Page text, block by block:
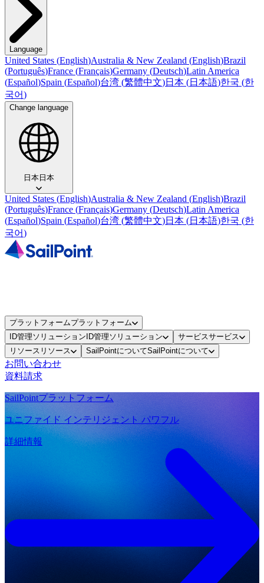
Language
United States (English)Australia & New Zealand (English)Brazil
(Português)France (Français)Germany (Deutsch)Latin America
(Español)Spain (Español)台湾 (繁體中文)日本 (日本語)한국 (한
국어)
Change language
日本日本
United States (English)Australia & New Zealand (English)Brazil
(Português)France (Français)Germany (Deutsch)Latin America
(Español)Spain (Español)台湾 (繁體中文)日本 (日本語)한국 (한
국어)
プラットフォームプラットフォーム
ID管理ソリューション ID管理ソリューション サービスサービス
リソース リソース SailPointについてSailPointについて
お問い合わせ
資料請求
SailPointプラットフォーム
ユニファイド インテリジェント パワフル
詳細情報